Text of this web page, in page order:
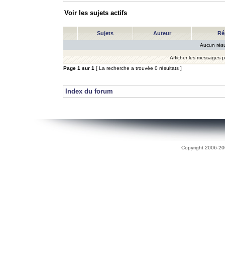
Voir les sujets actifs
Sujets Auteur
Aucun
Afficher les messages
Page 1 sur 1 [ La recherche a trouvée 0 résultats ]
Index du forum
Copyright 2006-